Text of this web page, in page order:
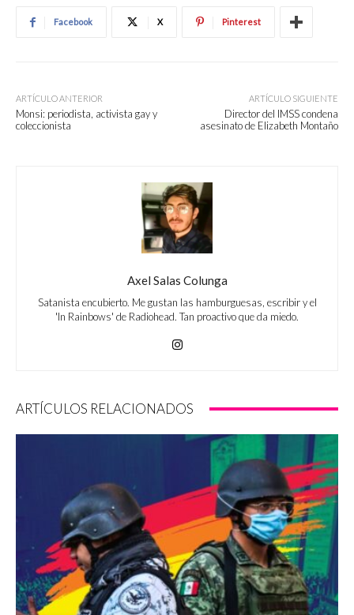
Facebook X Pinterest
ARTÍCULO ANTERIOR
Monsi: periodista, activista gay y
coleccionista
ARTÍCULO SIGUIENTE
Director del IMSS condena
asesinato de Elizabeth Montaño
Axel Salas Colunga
Satanista encubierto. Me gustan las hamburguesas, escribir y el
'In Rainbows' de Radiohead. Tan proactivo que da miedo.
ARTÍCULOS RELACIONADOS